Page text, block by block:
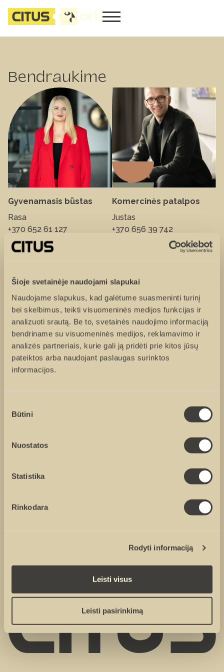
Šioje svetainėje naudojami slapukai
Naudojame slapukus, kad galėtume suasmeninti turinį
bei skelbimus, teikti visuomeninės medijos funkcijas ir
analizuoti srautą. Be to, svetainės naudojimo informaciją
bendriname su visuomeninės medijos, reklamavimo ir
analizės partneriais, kurie gali ją pridėti prie kitos jūsų
pateiktos arba naudojant paslaugas surinktos
informacijos.
pasirinkimas
Būtini
Nuostatos
Statistika
Rinkodara
Rodyti informaciją
Leisti visus
Leisti pasirinkimą
Bendraukime
Gyvenamasis būstas
Rasa
+370 652 61 127
Komercinės patalpos
Justas
+370 656 39 742
Tel. numeris
Žinutė
Sutinku, kad duomenys būtų renkami rinkodaros tikslais